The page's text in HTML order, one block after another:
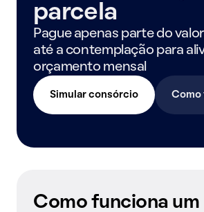
parcela
Pague apenas parte do
até a contemplação para
orçamento mensal
Simular consórcio Como
Como funciona um